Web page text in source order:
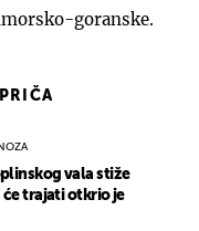
goranske.
vala stiže
će trajati otkrio je